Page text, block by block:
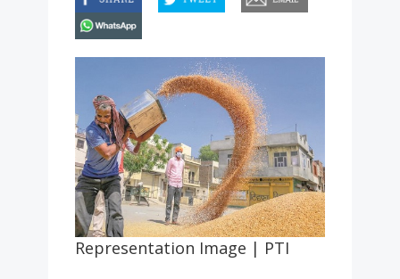
Representation Image | PTI